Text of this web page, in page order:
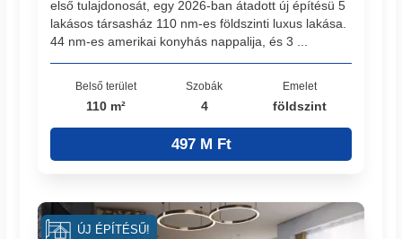
első tulajdonosát, egy 2026-ban átadott új építésü 5
lakásos társasház 110 nm-es földszinti luxus lakása.
44 nm-es amerikai konyhás nappalija, és 3 ...
Belső terület
110 m²
Szobák
4
Emelet
földszint
497 M Ft
ÚJ ÉPÍTÉSŰ!